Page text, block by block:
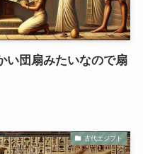
い団扇みたいなので扇
古代エジプト